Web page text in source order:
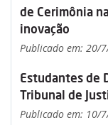
de Cerimônia
inovação
Publicado em: 20/
Estudantes de
Tribunal de
Publicado em: 10/